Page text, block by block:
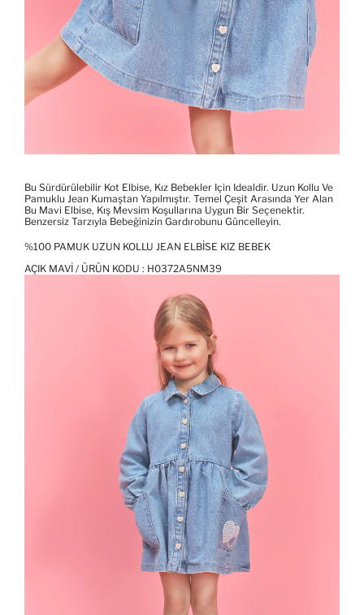
Bu Sürdürülebilir Kot Elbise, Kız Bebekler Için Idealdir. Uzun Kollu Ve
Pamuklu Jean Kumaştan Yapılmıştır. Temel Çeşit Arasında Yer Alan
Bu Mavi Elbise, Kış Mevsim Koşullarına Uygun Bir Seçenektir.
Benzersiz Tarzıyla Bebeğinizin Gardırobunu Güncelleyin.
%100 PAMUK UZUN KOLLU JEAN ELBISE KIZ BEBEK
AÇIK MAVI / ÜRÜN KODU : H0372A5NM39